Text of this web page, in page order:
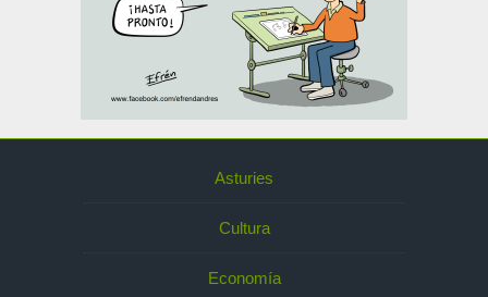
Asturies
Cultura
Economía